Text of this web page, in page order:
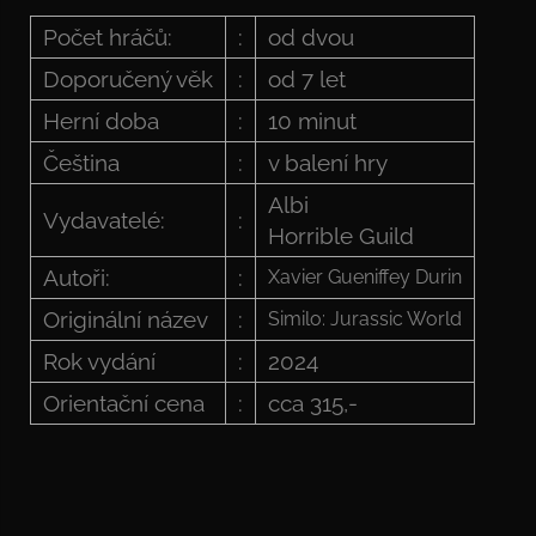
Počet hráčů: :
od dvou
Doporučený věk
:
od 7 let
Herní doba
:
10 minut
Čeština
: v balení hry
Vydavatelé: :
Albi
Horrible Guild
Autoři:
: Xavier Gueniffey Durin
Originální název : Similo: Jurassic World
Rok vydání :
2024
Orientační cena
: cca 315,-